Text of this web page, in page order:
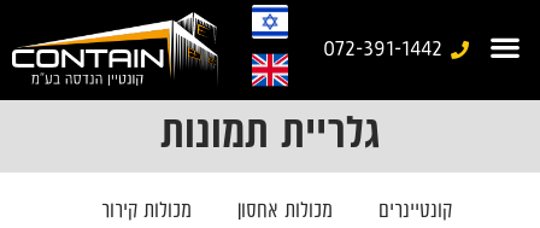
072-391-1442
גלריית תמונות
קונטיינרים מכולות אחסון מכולות קירור